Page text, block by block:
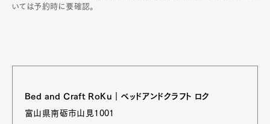
いては予約時に要確認。
Bed and Craft RoKu｜ベッドアンドクラフト ロク
富山県南砺市山見1001